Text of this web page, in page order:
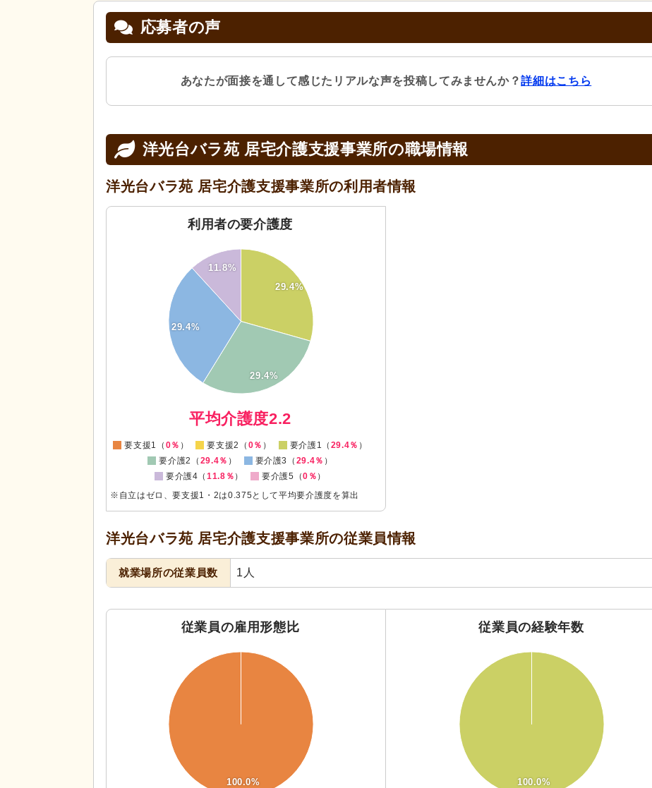
応募者の声
あなたが面接を通して感じたリアルな声を投稿してみませんか？詳細はこちら
洋光台バラ苑 居宅介護支援事業所の職場情報
洋光台バラ苑 居宅介護支援事業所の利用者情報
利用者の要介護度
29.4%
29.4%
29.4%
11.8%
0
平均介護度2.2
要支援1（ 0％ ） 要支援2（ 0％ ） 要介護1（ 29.4％ ）
要介護2（ 29.4％ ） 要介護3（ 29.4％ ）
要介護4（11.8％ ） 要介護5（0％ ）
※自立はゼロ、要支援1・2は0.375として平均要介護度を算出
洋光台バラ苑 居宅介護支援事業所の従業員情報
就業場所の従業員数 1人
従業員の雇用形態比
100.0%
従業員の経験年数
100.0%